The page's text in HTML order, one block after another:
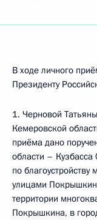
В ходе личного
Президенту
1. Черновой
Кемеровской
приёма дано
области –
по
улицами
территории
Покрышкина, в